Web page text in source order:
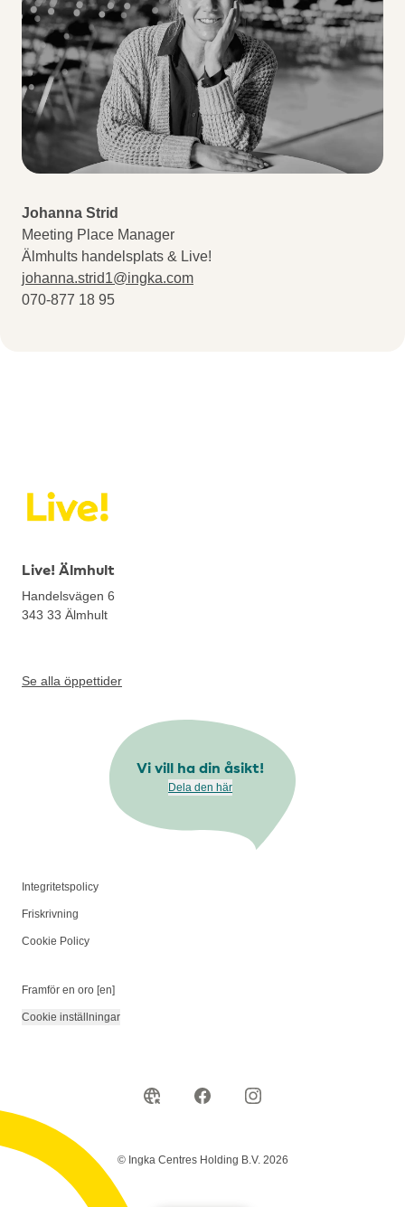
Johanna Strid
Meeting Place Manager
Älmhults handelsplats & Live!
johanna.strid1@ingka.com
070-877 18 95
Live! Älmhult
Handelsvägen 6
343 33 Älmhult
Se alla öppettider
Vi vill ha din åsikt!
Dela den här
Integritetspolicy
Friskrivning
Cookie Policy
Framför en oro [en]
Cookie inställningar
© Ingka Centres Holding B.V. 2026